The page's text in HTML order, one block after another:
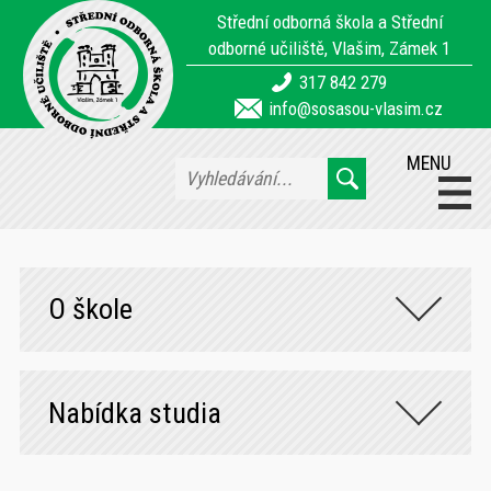
Střední odborná škola a Střední
odborné učiliště, Vlašim, Zámek 1
317 842 279
info@sosasou-vlasim.cz
MENU
O škole
Nabídka studia